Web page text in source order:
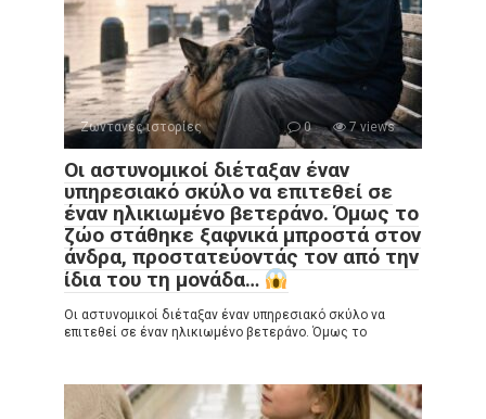
Ζωντανές ιστορίες 0 7 views
Οι αστυνομικοί διέταξαν έναν
υπηρεσιακό σκύλο να επιτεθεί σε
έναν ηλικιωμένο βετεράνο. Όμως το
ζώο στάθηκε ξαφνικά μπροστά στον
άνδρα, προστατεύοντάς τον από την
ίδια του τη μονάδα…
Οι αστυνομικοί διέταξαν έναν υπηρεσιακό σκύλο να
επιτεθεί σε έναν ηλικιωμένο βετεράνο. Όμως το